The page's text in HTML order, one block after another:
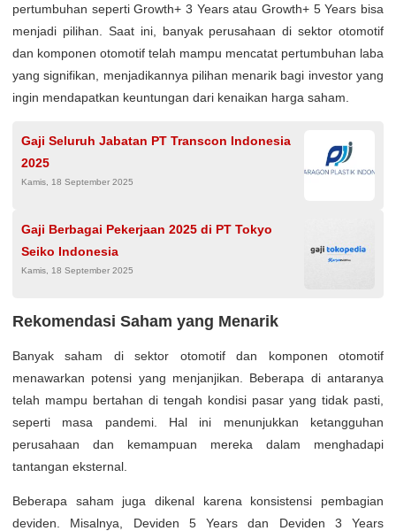
pertumbuhan seperti Growth+ 3 Years atau Growth+ 5 Years bisa
menjadi pilihan. Saat ini, banyak perusahaan di sektor otomotif
dan komponen otomotif telah mampu mencatat pertumbuhan laba
yang signifikan, menjadikannya pilihan menarik bagi investor yang
ingin mendapatkan keuntungan dari kenaikan harga saham.
Gaji Seluruh Jabatan PT Transcon Indonesia
2025
Kamis, 18 September 2025
Gaji Berbagai Pekerjaan 2025 di PT Tokyo
Seiko Indonesia
Kamis, 18 September 2025
Rekomendasi Saham yang Menarik
Banyak saham di sektor otomotif dan komponen otomotif
menawarkan potensi yang menjanjikan. Beberapa di antaranya
telah mampu bertahan di tengah kondisi pasar yang tidak pasti,
seperti masa pandemi. Hal ini menunjukkan ketangguhan
perusahaan dan kemampuan mereka dalam menghadapi
tantangan eksternal.
Beberapa saham juga dikenal karena konsistensi pembagian
deviden. Misalnya, Deviden 5 Years dan Deviden 3 Years